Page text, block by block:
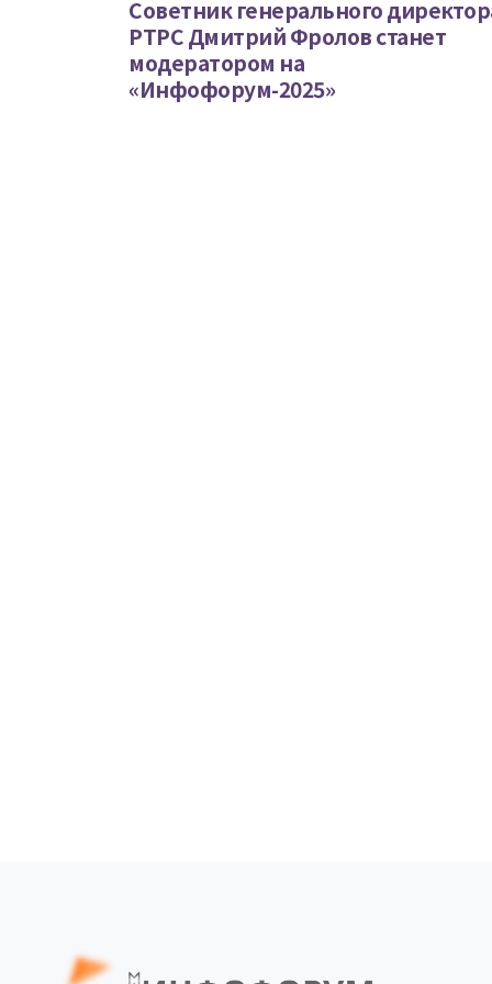
Советник генерального
РТРС Дмитрий Фролов станет
модератором на
«Инфофорум-2025»